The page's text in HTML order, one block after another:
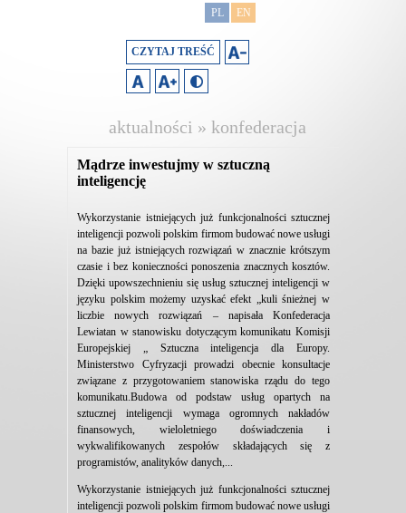
PL EN
CZYTAJ TREŚĆ
aktualności » konfederacja
Mądrze inwestujmy w sztuczną
inteligencję
Wykorzystanie istniejących już funkcjonalności sztucznej
inteligencji pozwoli polskim firmom budować nowe usługi
na bazie już istniejących rozwiązań w znacznie krótszym
czasie i bez konieczności ponoszenia znacznych kosztów.
Dzięki upowszechnieniu się usług sztucznej inteligencji w
języku polskim możemy uzyskać efekt „kuli śnieżnej w
liczbie nowych rozwiązań – napisała Konfederacja
Lewiatan w stanowisku dotyczącym komunikatu Komisji
Europejskiej „ Sztuczna inteligencja dla Europy.
Ministerstwo Cyfryzacji prowadzi obecnie konsultacje
związane z przygotowaniem stanowiska rządu do tego
komunikatu.Budowa od podstaw usług opartych na
sztucznej inteligencji wymaga ogromnych nakładów
finansowych, wieloletniego doświadczenia i
wykwalifikowanych zespołów składających się z
programistów, analityków danych,...
Wykorzystanie istniejących już funkcjonalności sztucznej
inteligencji pozwoli polskim firmom budować nowe usługi